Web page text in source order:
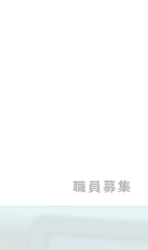
職員募集